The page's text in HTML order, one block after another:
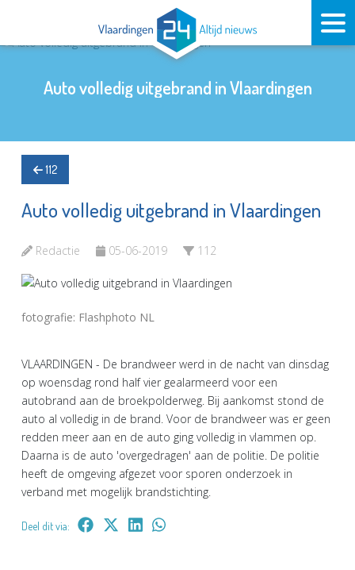
Auto volledig uitgebrand in Vlaardingen
112
Auto volledig uitgebrand in Vlaardingen
Redactie 05-06-2019 112
fotografie: Flashphoto NL
VLAARDINGEN - De brandweer werd in de nacht van dinsdag
op woensdag rond half vier gealarmeerd voor een
autobrand aan de broekpolderweg. Bij aankomst stond de
auto al volledig in de brand. Voor de brandweer was er geen
redden meer aan en de auto ging volledig in vlammen op.
Daarna is de auto 'overgedragen' aan de politie. De politie
heeft de omgeving afgezet voor sporen onderzoek in
verband met mogelijk brandstichting.
Deel dit via: